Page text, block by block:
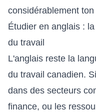
considérablement ton
Étudier en anglais :
du travail
L'anglais reste la
du travail canadien.
dans des secteurs
finance, ou les